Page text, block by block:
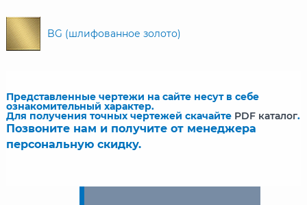
BG (шлифованное золото)
Представленные чертежи на сайте несут в себе
ознакомительный характер.
Для получения точных чертежей скачайте PDF каталог.
Позвоните нам и получите от менеджера
персональную скидку.